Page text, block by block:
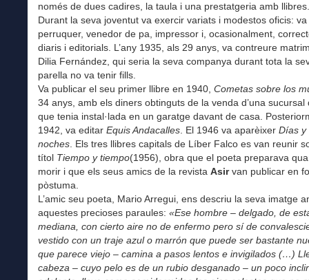
només de dues cadires, la taula i una prestatgeria amb llibres.
Durant la seva joventut va exercir variats i modestos oficis:
perruquer, venedor de pa, impressor i, ocasionalment,
diaris i editorials. L’any 1935, als 29 anys, va contreure
Dilia Fernández, qui seria la seva companya durant tota la
parella no va tenir fills.
Va publicar el seu primer llibre en 1940, Cometas sobre los
34 anys, amb els diners obtinguts de la venda d’una sucursal
que tenia instal·lada en un garatge davant de casa.
1942, va editar Equis Andacalles . El 1946 va aparèixer Días y
noches . Els tres llibres capitals de Líber Falco es van reunir
títol Tiempo y tiempo(1956), obra que el poeta preparava
morir i que els seus amics de la revista Asirvan publicar en
pòstuma.
L’amic seu poeta, Mario Arregui, ens descriu la seva imatge
aquestes precioses paraules: «Ese hombre – delgado, de
mediana, con cierto aire no de enfermo pero sí de
vestido con un traje azul o marrón que puede ser bastante
que parece viejo – camina a pasos lentos e invigilados (…)
cabeza – cuyo pelo es de un rubio desganado – un poco